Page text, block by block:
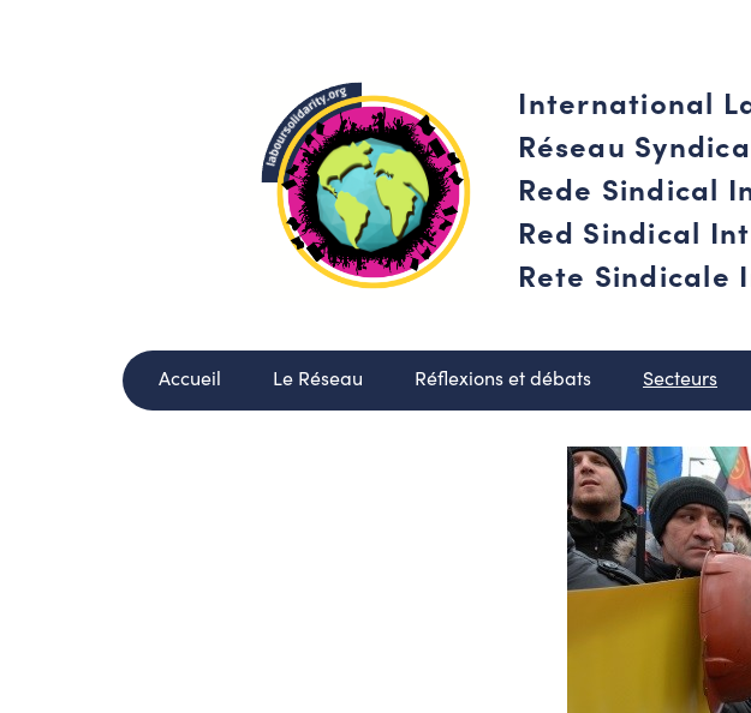
International
Réseau
Rede Sindical
Red Sindical
Rete
Accueil Le Réseau Réflexions et débats Secteurs